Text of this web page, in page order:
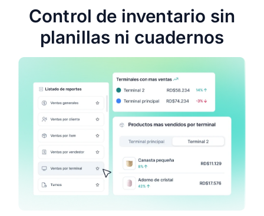
Control de inventario sin
planillas ni cuadernos